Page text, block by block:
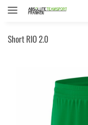
Short RIO 2.0